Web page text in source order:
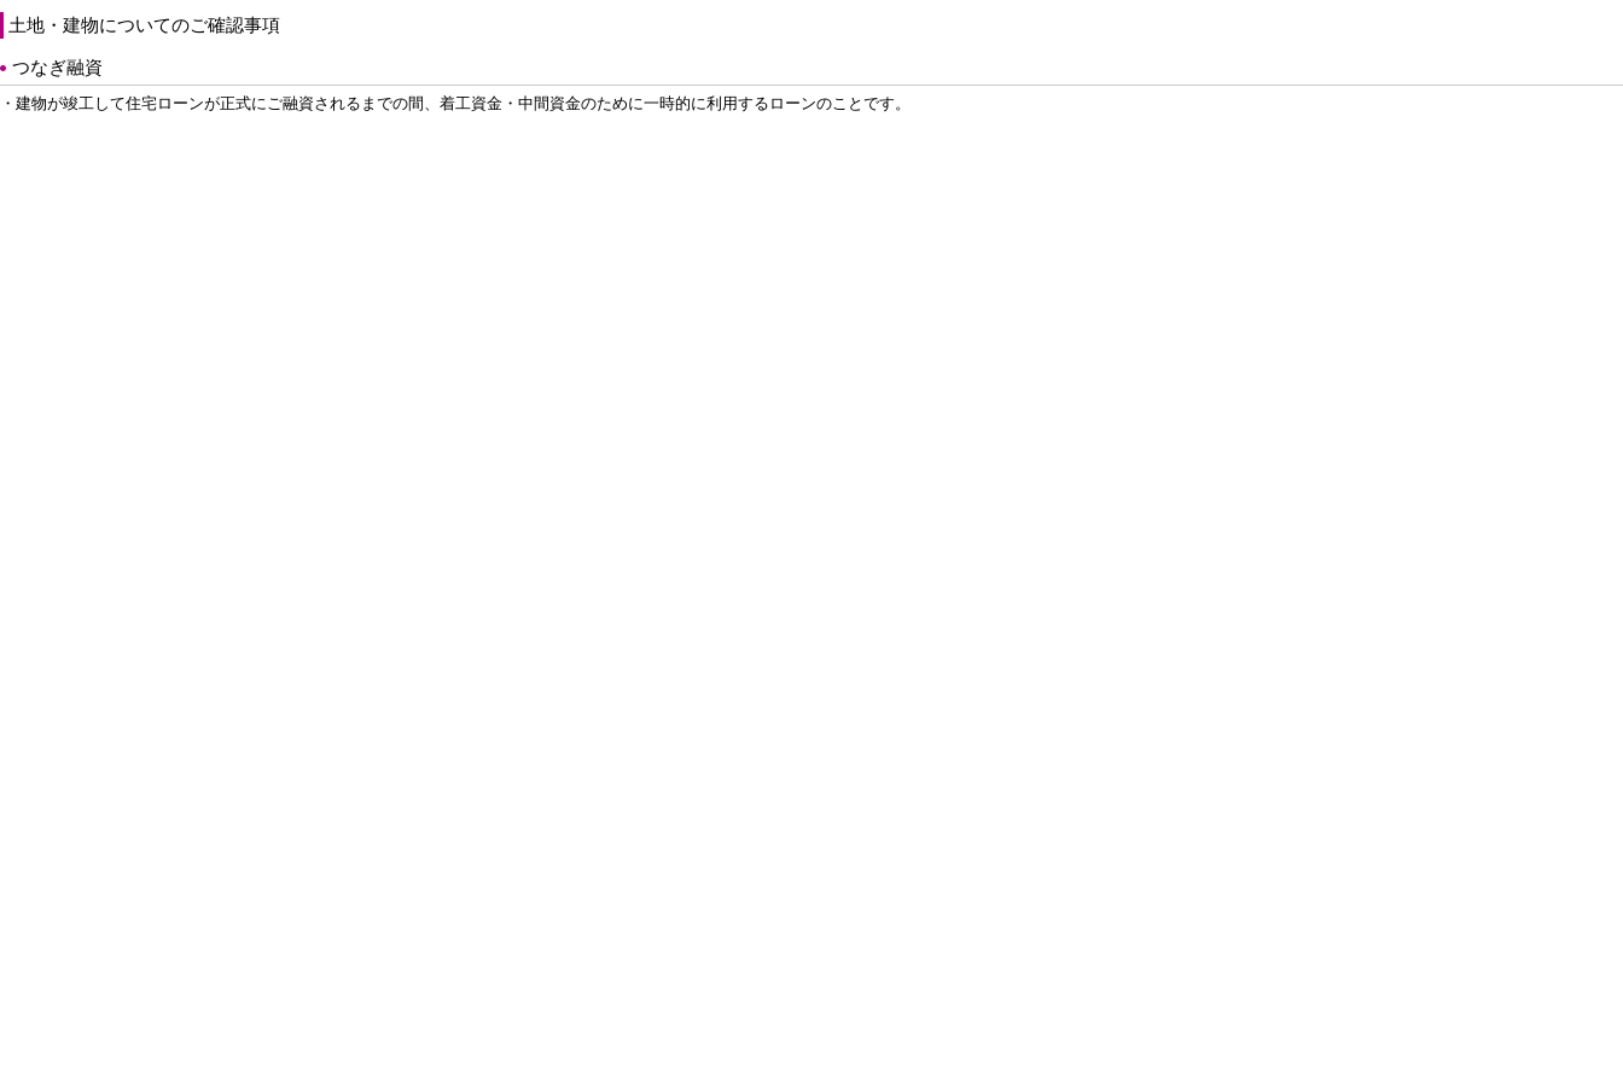
土地・建物についてのご確認事項
つなぎ融資
・建物が竣工して住宅ローンが正式にご融資されるまでの間、着工資金・中間資金のために一時的に利用するローンのことです。